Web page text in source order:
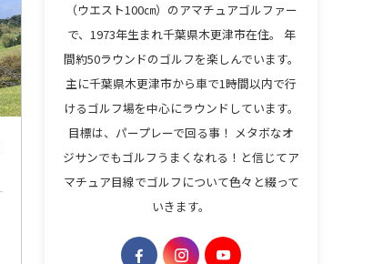
（ウエスト100㎝）のアマチュアゴルファー
で、1973年生まれ千葉県木更津市在住。 年
間約50ラウンドのゴルフを楽しんでいます。
主に千葉県木更津市から車で1時間以内で行
けるゴルフ場を中心にラウンドしています。
目標は、パープレーで回る事！ メタボなオ
ジサンでもゴルフうまくなれる！と信じてア
マチュア目線でゴルフについて色々と綴って
いきます。